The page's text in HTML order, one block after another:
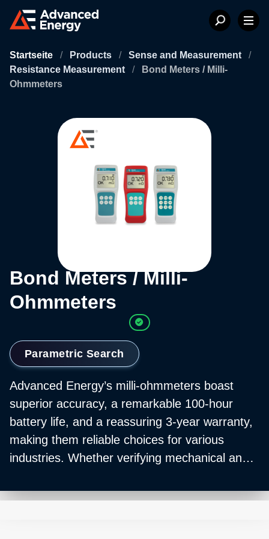
Startseite / Products / Sense and Measurement
/
Resistance Measurement
/
Bond Meters / Milli-
Ohmmeters
Bond Meters / Milli-
Ohmmeters
Parametric Search
Advanced Energy’s milli-ohmmeters boast
superior accuracy, a remarkable 100-hour
battery life, and a reassuring 3-year warranty,
making them reliable choices for various
industries. Whether verifying mechanical and
integrity of grounds in alternative energy